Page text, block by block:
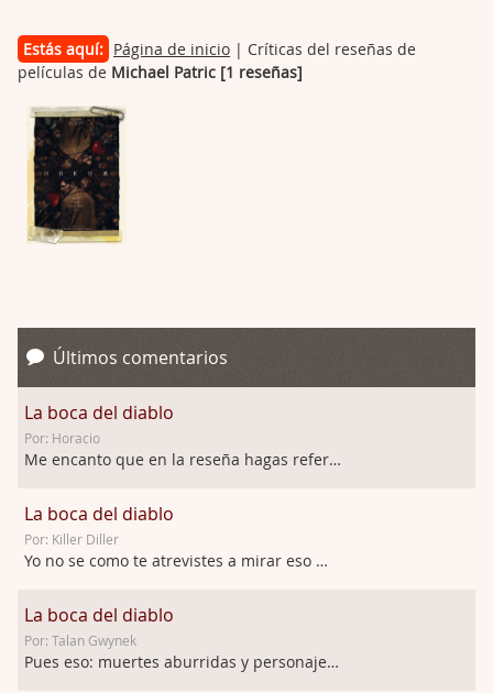
Estás aquí: Página de inicio | Críticas del reseñas de
películas de Michael Patric [1 reseñas]
Últimos comentarios
La boca del diablo
Por: Horacio
Me encanto que en la reseña hagas referen …
La boca del diablo
Por: Killer Diller
Yo no se como te atrevistes a mirar eso …
La boca del diablo
Por: Talan Gwynek
Pues eso: muertes aburridas y personajes p …